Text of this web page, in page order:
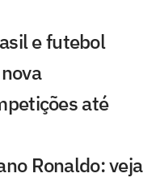
e futebol
até
Ronaldo: veja